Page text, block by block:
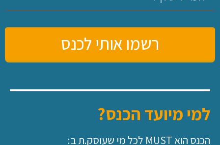
רשמו אותי לכנס
למי מיועד הכנס?
הכנס הוא MUST לכל מי שעוסק.ת ב: